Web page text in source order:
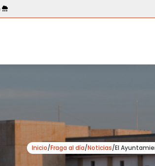
Inicio/Fraga al día/Noticias/El